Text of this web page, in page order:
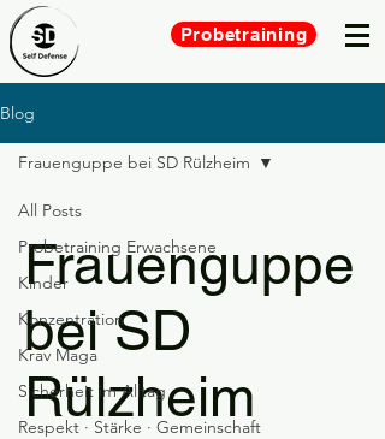
Probetraining
Blog
All Posts
Probetraining Erwachsene
Kinder
Konzentration
Krav Maga
Sicherheit im Alltag
Respekt · Stärke · Gemeinschaft
Frauenguppe bei SD Rülzheim
Frauenguppe
bei SD
Rülzheim